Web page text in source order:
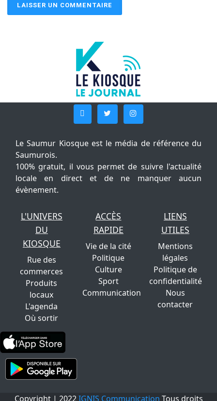
Le Saumur Kiosque est le média de référence du
Saumurois.
100% gratuit, il vous permet de suivre l'actualité
locale en direct et de ne manquer aucun
évènement.
L'UNIVERS
DU
KIOSQUE
Rue des
commerces
Produits
locaux
L'agenda
Où sortir
ACCÈS
RAPIDE
Vie de la cité
Politique
Culture
Sport
Communication
LIENS
UTILES
Mentions
légales
Politique de
confidentialité
Nous
contacter
Copyright | 2022 IGNIS Communication Tous droits